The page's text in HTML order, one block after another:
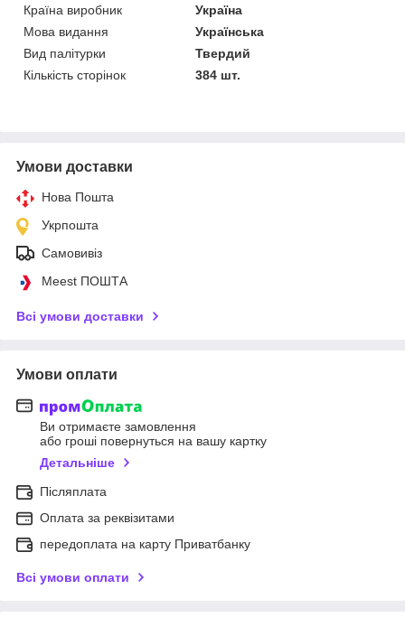
Країна виробник
Україна
Мова видання
Українська
Вид палітурки
Твердий
Кількість сторінок
384 шт.
Умови доставки
Нова Пошта
Укрпошта
Самовивіз
Meest ПОШТА
Всі умови доставки
Умови оплати
Ви отримаєте замовлення
або гроші повернуться на вашу картку
Детальніше
Післяплата
Оплата за реквізитами
передоплата на карту Приватбанку
Всі умови оплати